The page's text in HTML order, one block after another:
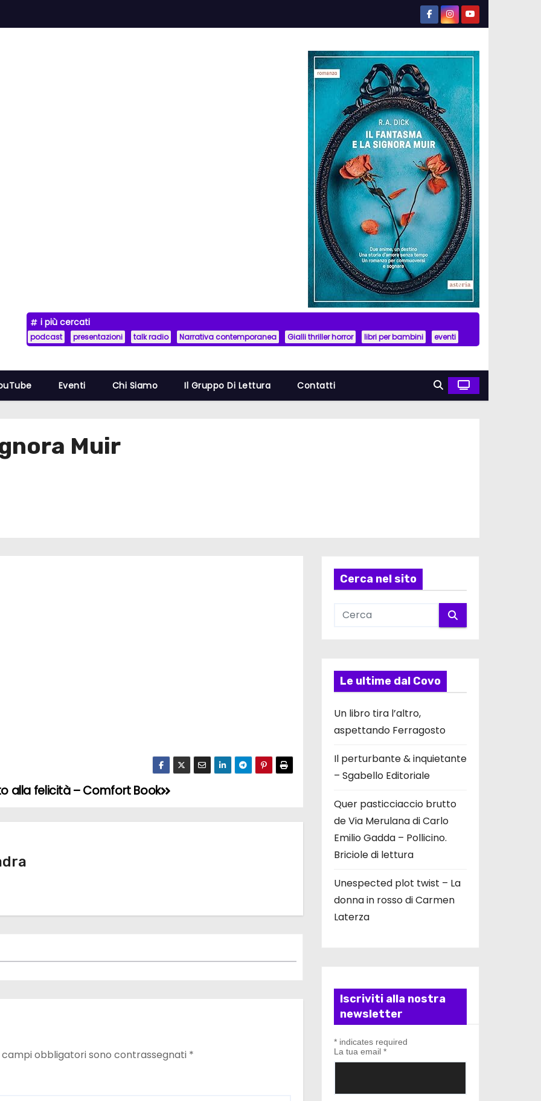
i più cercati
podcast presentazioni talk radio Narrativa contemporanea Gialli thriller horror libri per bambini eventi
Eventi Chi Siamo Il Gruppo Di Lettura Contatti
Muir
alla felicità – Comfort Book
campi obbligatori sono contrassegnati *
Cerca nel sito
Le ultime dal Covo
Un libro tira l’altro,
aspettando Ferragosto
Il perturbante & inquietante
– Sgabello Editoriale
Quer pasticciaccio brutto
de Via Merulana di Carlo
Emilio Gadda – Pollicino.
Briciole di lettura
Unespected plot twist – La
donna in rosso di Carmen
Laterza
Iscriviti alla nostra
newsletter
*indicates required
La tua email *